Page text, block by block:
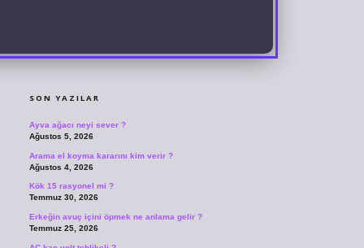
SIDEBAR
SON YAZILAR
Ayva ağacı neyi sever ?
Ağustos 5, 2026
Arama el koyma kararını kim verir ?
Ağustos 4, 2026
Kök 15 rasyonel mi ?
Temmuz 30, 2026
Erkeğin avuç içini öpmek ne anlama gelir ?
Temmuz 25, 2026
grandoperabetilbetgir.netbetexper girişbetexper yeni giriş